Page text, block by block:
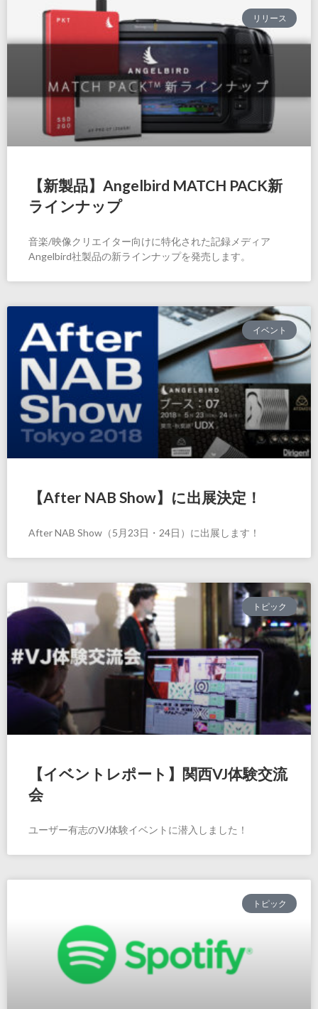
リリース
【新製品】Angelbird MATCH PACK新
ラインナップ
音楽/映像クリエイター向けに特化された記録メディア
Angelbird社製品の新ラインナップを発売します。
イベント
【After NAB Show】に出展決定！
After NAB Show（5月23日・24日）に出展します！
トピック
【イベントレポート】関西VJ体験交流
会
ユーザー有志のVJ体験イベントに潜入しました！
トピック